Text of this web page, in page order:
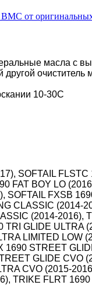
от
масла с
другой
10-30С
SOFTAIL
FAT BOY LO
SOFTAIL FXSB
CLASSIC (2014-
(2014-2016),
TRI GLIDE ULTRA
LIMITED LOW
1690 STREET
GLIDE CVO
CVO (2015-
TRIKE FLRT